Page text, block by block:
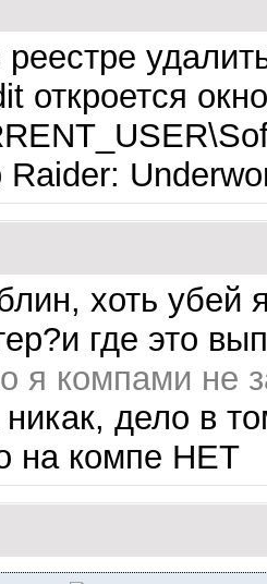
реестре
откроется
Raider:
хоть убей
где это
я компами не
дело в
на компе НЕТ